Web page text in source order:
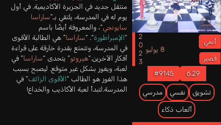
أنمي
قصير
8 يوليو 2023
6.29
#9145
تشويق نفسي مدرسي
ألعاب ذكاء
منتقل جديد في الجزيرة الأكاديمية. في أول
يوم له في المدرسة، يلتقي بـ”ساراسا
سايونجي“، والمعروفة أيضًا باسم
“الإمبراطورة“. “ساراسا” هي الطالبة الأقوى
في المدرسة، وتتمتع بقدرة خارقة على قراءة
أفكار الآخرين.“هيروتو” يتحدى “ساراسا” في
لعبة، ويفوز بشكل غير متوقع. ليصبح بسبب
هذا الفوز هو الطالب “الأقوى الزائف” في
المدرسة.لتبدأ لعبة الأكاذيب والخداع!